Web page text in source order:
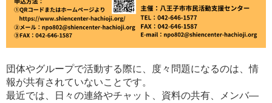
団体やグループで活動する際に、度々問題になるのは、情
報が共有されていないことです。
最近では、日々の連絡やチャット、資料の共有、メンバ―